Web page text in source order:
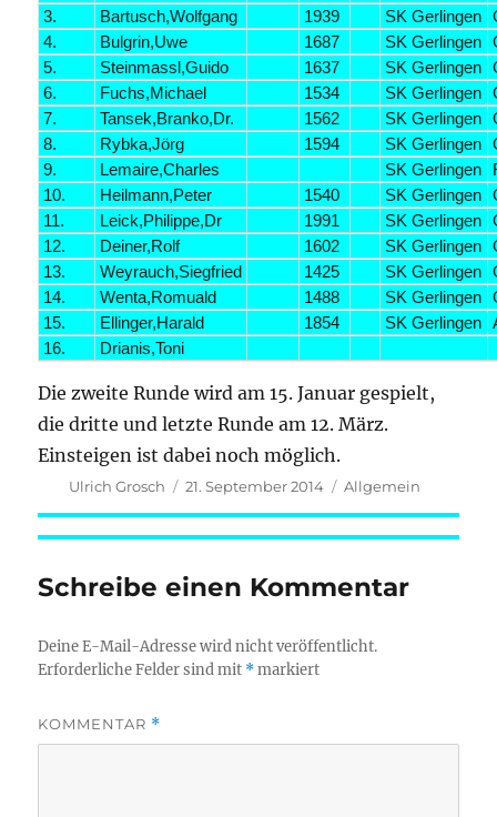
3.
Bartusch,Wolfgang 1939 SK Gerlingen
4.
Bulgrin,Uwe 1687 SK Gerlingen
5.
Steinmassl,Guido 1637 SK Gerlingen
6.
Fuchs,Michael 1534 SK Gerlingen
7.
Tansek,Branko,Dr. 1562 SK Gerlingen
8.
Rybka,Jörg 1594 SK Gerlingen
9.
Lemaire,Charles SK Gerlingen
10.
Heilmann,Peter 1540 SK Gerlingen
11.
Leick,Philippe,Dr 1991 SK Gerlingen
12.
Deiner,Rolf 1602 SK Gerlingen
13.
Weyrauch,Siegfried 1425 SK Gerlingen
14.
Wenta,Romuald 1488 SK Gerlingen
15.
Ellinger,Harald 1854 SK Gerlingen
16.
Drianis,Toni
Die zweite Runde wird am 15. Januar gespielt,
die dritte und letzte Runde am 12. März.
Einsteigen ist dabei noch möglich.
Autor
Ulrich Grosch
Veröffentlicht
am
21. September 2014 Kategorien
Allgemein
Schreibe einen Kommentar
Deine E-Mail-Adresse wird nicht veröffentlicht.
Erforderliche Felder sind mit *markiert
KOMMENTAR *